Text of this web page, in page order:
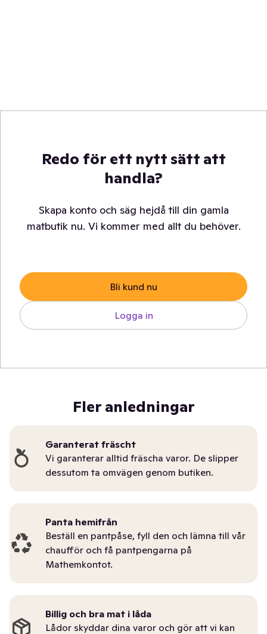
Redo för ett nytt sätt att
handla?
Skapa konto och säg hejdå till din gamla
matbutik nu. Vi kommer med allt du behöver.
Bli kund nu
Logga in
Fler anledningar
Garanterat fräscht
Vi garanterar alltid fräscha varor. De slipper
dessutom ta omvägen genom butiken.
Panta hemifrån
Beställ en pantpåse, fyll den och lämna till vår
chaufför och få pantpengarna på
Mathemkontot.
Billig och bra mat i låda
Lådor skyddar dina varor och gör att vi kan